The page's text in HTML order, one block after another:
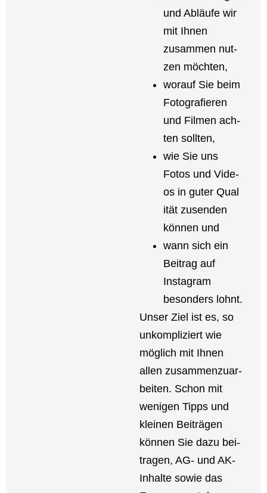
und Abläu­fe wir
mit Ihnen
zusam­men nut­
zen möch­ten,
wor­auf Sie beim
Foto­gra­fie­ren
und Fil­men ach­
ten soll­ten,
wie Sie uns
Fotos und Vide­
os in guter Qua­l
i­tät zusen­den
kön­nen und
wann sich ein
Bei­trag auf
Insta­gram
beson­ders lohnt.
Unser Ziel ist es, so
unkom­pli­ziert wie
mög­lich mit Ihnen
allen zusam­men­zu­ar­
bei­ten. Schon mit
weni­gen Tipps und
klei­nen Bei­trä­gen
kön­nen Sie dazu bei­
tra­gen, AG- und AK-
Inhal­­te sowie das